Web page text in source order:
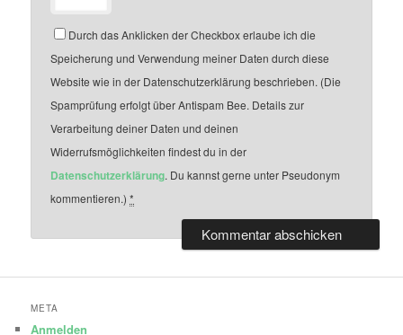
Durch das Anklicken der Checkbox erlaube ich die
Speicherung und Verwendung meiner Daten durch diese
Website wie in der Datenschutzerklärung beschrieben. (Die
Spamprüfung erfolgt über Antispam Bee. Details zur
Verarbeitung deiner Daten und deinen
Widerrufsmöglichkeiten findest du in der
Datenschutzerklärung. Du kannst gerne unter Pseudonym
kommentieren.)*
META
Anmelden